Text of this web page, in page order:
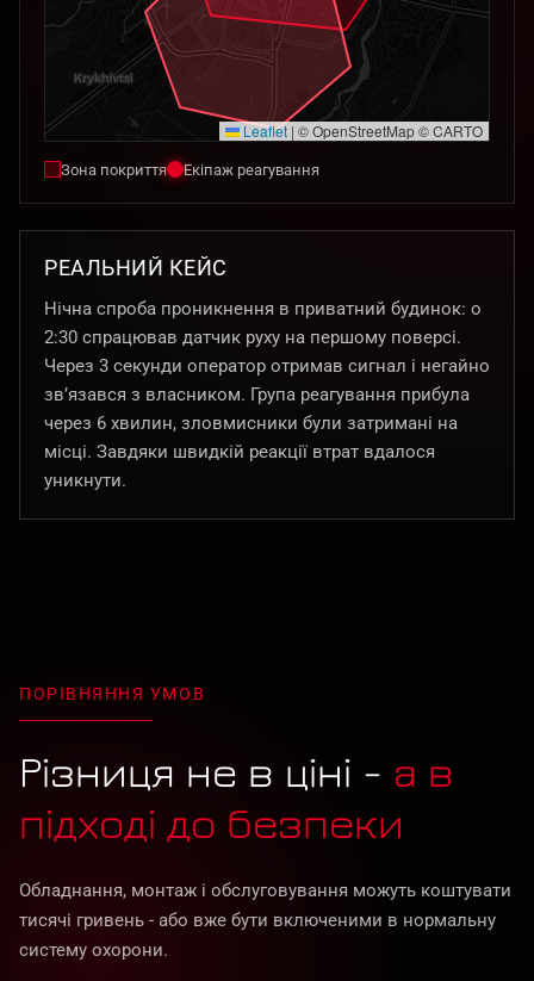
Leaflet | © OpenStreetMap © CARTO
Зона покриття Екіпаж реагування
РЕАЛЬНИЙ КЕЙС
Нічна спроба проникнення в приватний будинок: о
2:30 спрацював датчик руху на першому поверсі.
Через 3 секунди оператор отримав сигнал і негайно
зв’язався з власником. Група реагування прибула
через 6 хвилин, зловмисники були затримані на
місці. Завдяки швидкій реакції втрат вдалося
уникнути.
ПОРІВНЯННЯ УМОВ
Різниця не в ціні - а в
підході до безпеки
Обладнання, монтаж і обслуговування можуть коштувати
тисячі гривень - або вже бути включеними в нормальну
систему охорони.